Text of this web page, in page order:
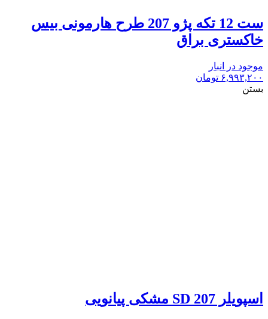
ست 12 تکه پژو 207 طرح هارمونی بیس
خاکستری براق
موجود در انبار
۶,۹۹۳,۲۰۰ تومان
بستن
اسپویلر 207 SD مشکی پیانویی